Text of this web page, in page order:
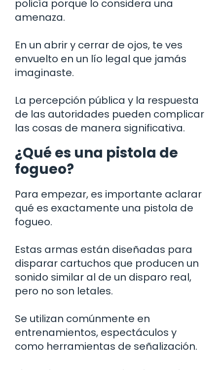
policía porque lo considera una
amenaza.
En un abrir y cerrar de ojos, te ves
envuelto en un lío legal que jamás
imaginaste.
La percepción pública y la respuesta
de las autoridades pueden complicar
las cosas de manera significativa.
¿Qué es una pistola de
fogueo?
Para empezar, es importante aclarar
qué es exactamente una pistola de
fogueo.
Estas armas están diseñadas para
disparar cartuchos que producen un
sonido similar al de un disparo real,
pero no son letales.
Se utilizan comúnmente en
entrenamientos, espectáculos y
como herramientas de señalización.